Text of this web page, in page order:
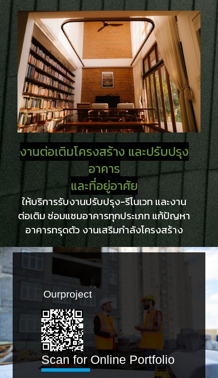
งานต่อเติมโครงสร้าง และปรับปรุง
อาคาร
และที่อยู่อาศัย
ให้บริการรับงานปรับปรุง-รีโนเวท และงาน
ต่อเติม ซ่อมแซมอาคารทุกประเภท แก้ปัญหา
อาคารทรุดตัว งานเสริมกำลังโครงสร้าง
Ourproject
Scan for Online Portfolio